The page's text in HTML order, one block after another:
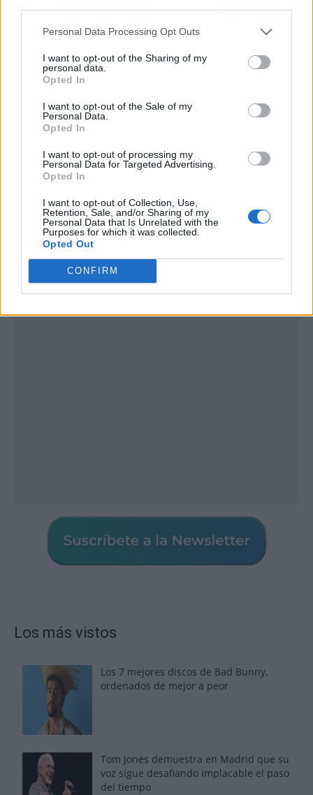
Personal Data Processing Opt Outs
I want to opt-out of the Sharing of my
personal data.
Opted In
I want to opt-out of the Sale of my
Personal Data.
Opted In
I want to opt-out of processing my
Personal Data for Targeted Advertising.
Opted In
I want to opt-out of Collection, Use,
Retention, Sale, and/or Sharing of my
Personal Data that Is Unrelated with the
Purposes for which it was collected.
Opted Out
CONFIRM
Publicidad
Los más vistos
Los 7 mejores discos de Bad Bunny,
ordenados de mejor a peor
Tom Jones demuestra en Madrid que su
voz sigue desafiando implacable el paso
del tiempo